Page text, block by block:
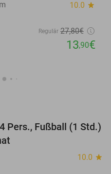
10.0 star
Regulär 27,80€
13,90€
50%
Pers., Fußball (1 Std.)
10.0 star